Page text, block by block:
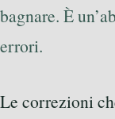
bagnare. È
errori.
Le correzioni